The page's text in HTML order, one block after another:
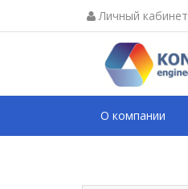
Личный кабинет
О компании